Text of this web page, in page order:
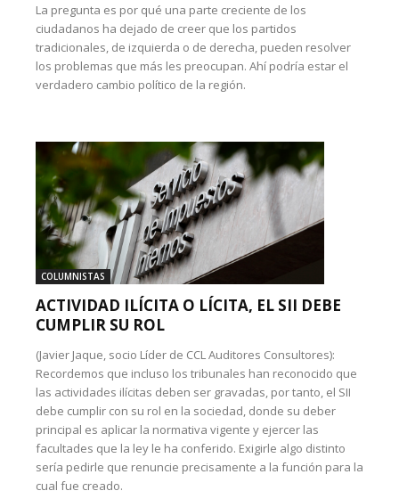
La pregunta es por qué una parte creciente de los
ciudadanos ha dejado de creer que los partidos
tradicionales, de izquierda o de derecha, pueden resolver
los problemas que más les preocupan. Ahí podría estar el
verdadero cambio político de la región.
COLUMNISTAS
ACTIVIDAD ILÍCITA O LÍCITA, EL SII DEBE
CUMPLIR SU ROL
(Javier Jaque, socio Líder de CCL Auditores Consultores):
Recordemos que incluso los tribunales han reconocido que
las actividades ilícitas deben ser gravadas, por tanto, el SII
debe cumplir con su rol en la sociedad, donde su deber
principal es aplicar la normativa vigente y ejercer las
facultades que la ley le ha conferido. Exigirle algo distinto
sería pedirle que renuncie precisamente a la función para la
cual fue creado.